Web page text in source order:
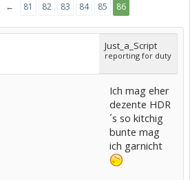
← 81 82 83 84 85 86
Just_a_Script
reporting for duty
Ich mag eher
dezente HDR
´s so kitchig
bunte mag
ich garnicht